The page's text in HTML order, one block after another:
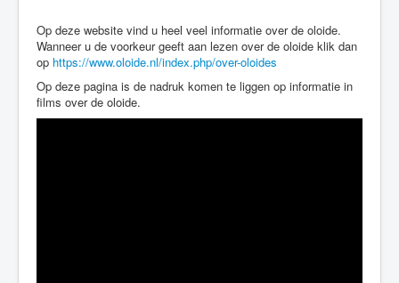
Op deze website vind u heel veel informatie over de oloide.
Wanneer u de voorkeur geeft aan lezen over de oloide klik dan
op https://www.oloide.nl/index.php/over-oloides
Op deze pagina is de nadruk komen te liggen op informatie in
films over de oloide.